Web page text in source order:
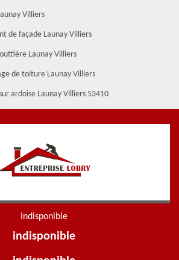
Villiers
de façade Launay Villiers
Launay Villiers
de toiture Launay Villiers
ardoise Launay Villiers 53410
indisponible
indisponible